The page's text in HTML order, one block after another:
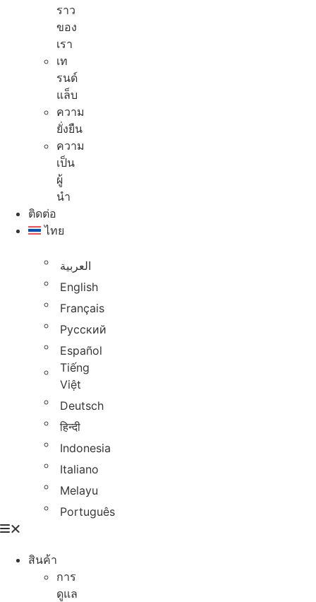
ราว
ของ
เรา
เท
รนด์
แล็บ
ความ
ยั่งยืน
ความ
เป็น
ผู้
นํา
ติดต่อ
ไทย
العربية
English
Français
Русский
Español
Tiếng
Việt
Deutsch
हिन्दी
Indonesia
Italiano
Melayu
Português
สินค้า
การ
ดูแล